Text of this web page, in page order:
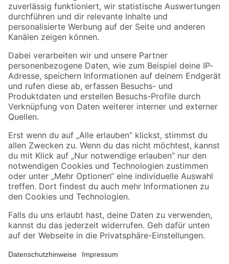
Zur Newsletter Anmeldung
Folge uns
Zahlungsarten Versandarten
Sicher einkaufen
Jetzt die toom-App herunterladen
Alle Preisangaben in EUR inkl. gesetzl. MwSt.. Die dargestellten Angebote sind unter
Umständen nicht in allen Märkten verfügbar. Die angegebenen Verfügbarkeiten beziehen
Produkte nur solange der Vorrat reicht.
*Paketversand ab 59 € versandkostenfrei, gilt nicht für Artikel mit Speditionsversand, hier